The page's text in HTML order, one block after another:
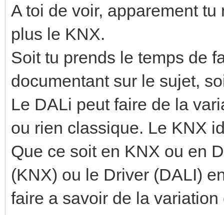
A toi de voir, apparement
plus le KNX.
Soit tu prends le temps de
documentant sur le sujet,
Le DALi peut faire de la
ou rien classique. Le KNX
Que ce soit en KNX ou en
(KNX) ou le Driver (DALI)
faire a savoir de la variation